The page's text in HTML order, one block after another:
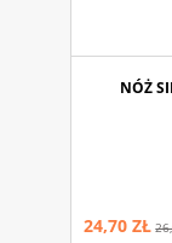
NÓŻ
24,70 ZŁ